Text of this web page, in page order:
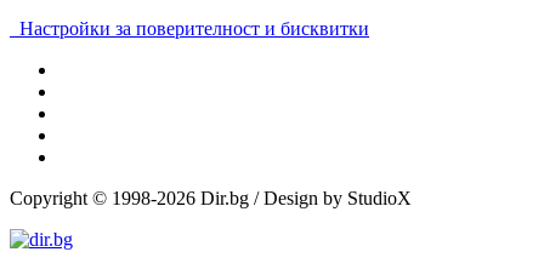
Настройки за поверителност и бисквитки
Copyright © 1998-2026 Dir.bg / Design by StudioX